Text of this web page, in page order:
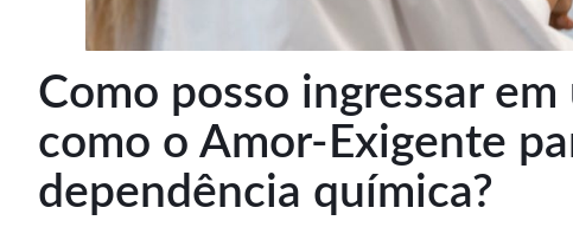
Como posso ingressar
como o Amor-Exigente
dependência química?